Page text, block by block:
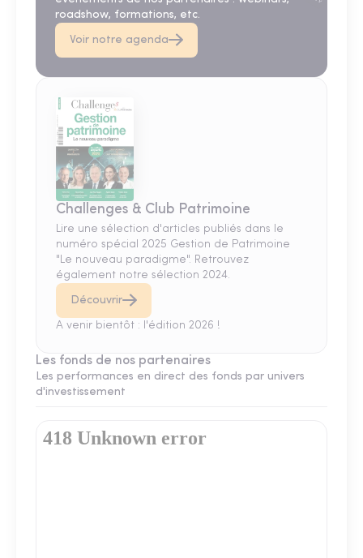
roadshow, formations, etc.
Voir notre agenda
Challenges & Club Patrimoine
Lire une sélection d'articles publiés dans le
numéro spécial 2025 Gestion de Patrimoine
"Le nouveau paradigme". Retrouvez
également notre sélection 2024.
Découvrir
A venir bientôt : l'édition 2026 !
Les fonds de nos partenaires
Les performances en direct des fonds par univers
d'investissement